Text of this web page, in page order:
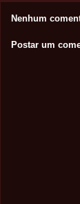
Nenhum
Postar um